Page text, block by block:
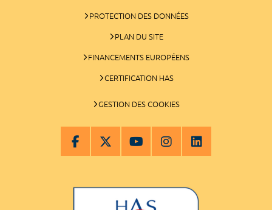
PROTECTION DES DONNÉES
PLAN DU SITE
FINANCEMENTS EUROPÉENS
CERTIFICATION HAS
GESTION DES COOKIES